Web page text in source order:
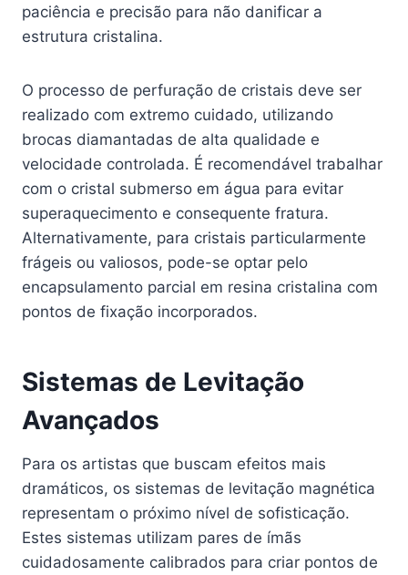
paciência e precisão para não danificar a
estrutura cristalina.
O processo de perfuração de cristais deve ser
realizado com extremo cuidado, utilizando
brocas diamantadas de alta qualidade e
velocidade controlada. É recomendável trabalhar
com o cristal submerso em água para evitar
superaquecimento e consequente fratura.
Alternativamente, para cristais particularmente
frágeis ou valiosos, pode-se optar pelo
encapsulamento parcial em resina cristalina com
pontos de fixação incorporados.
Sistemas de Levitação
Avançados
Para os artistas que buscam efeitos mais
dramáticos, os sistemas de levitação magnética
representam o próximo nível de sofisticação.
Estes sistemas utilizam pares de ímãs
cuidadosamente calibrados para criar pontos de